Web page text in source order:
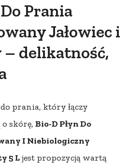
Prania
Jałowiec i
delikatność,
prania, który łączy
skórę, Bio-D Płyn Do
I Niebiologiczny
5 Ljest propozycją wartą